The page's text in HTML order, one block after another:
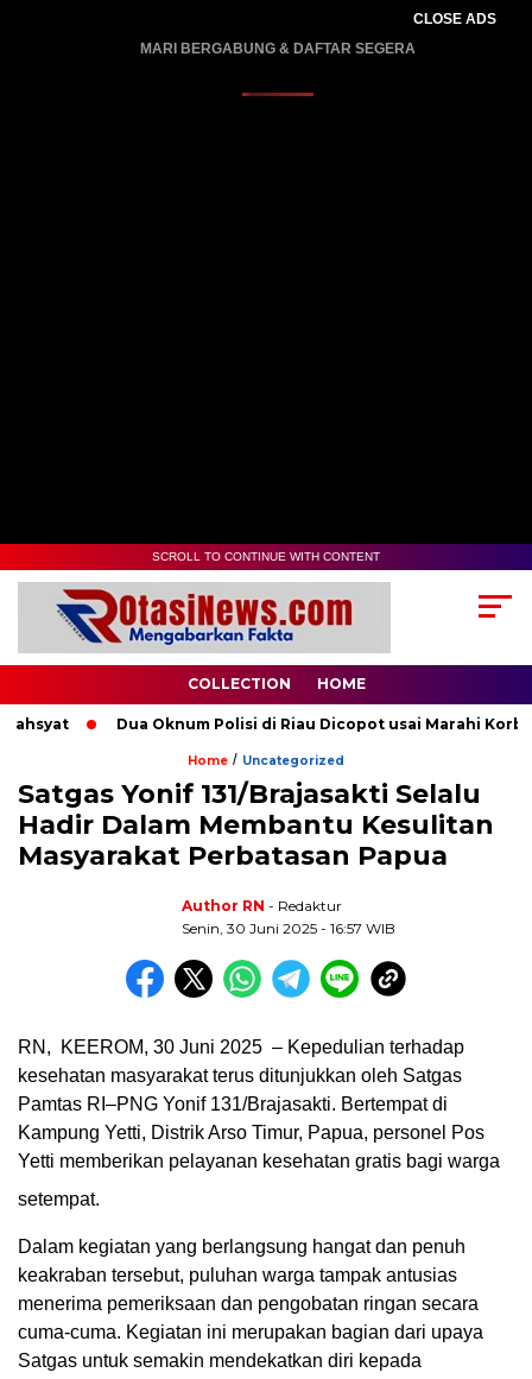
CLOSE ADS
MARI BERGABUNG & DAFTAR SEGERA
SCROLL TO CONTINUE WITH CONTENT
COLLECTION HOME
Dua Oknum Polisi di Riau Dicopot usai Marahi Korban
Home / Uncategorized
Satgas Yonif 131/Brajasakti Selalu
Hadir Dalam Membantu Kesulitan
Masyarakat Perbatasan Papua
Author RN - Redaktur
Senin, 30 Juni 2025 - 16:57 WIB
RN, KEEROM, 30 Juni 2025 – Kepedulian terhadap
kesehatan masyarakat terus ditunjukkan oleh Satgas
Pamtas RI–PNG Yonif 131/Brajasakti. Bertempat di
Kampung Yetti, Distrik Arso Timur, Papua, personel Pos
Yetti memberikan pelayanan kesehatan gratis bagi warga
setempat.
Dalam kegiatan yang berlangsung hangat dan penuh
keakraban tersebut, puluhan warga tampak antusias
menerima pemeriksaan dan pengobatan ringan secara
cuma-cuma. Kegiatan ini merupakan bagian dari upaya
Satgas untuk semakin mendekatkan diri kepada